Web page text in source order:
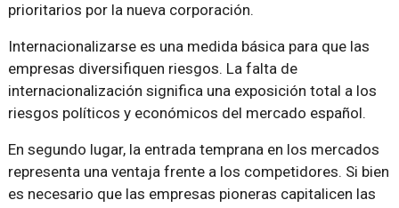
prioritarios por la nueva corporación.
Internacionalizarse es una medida básica para que las
empresas diversifiquen riesgos. La falta de
internacionalización significa una exposición total a los
riesgos políticos y económicos del mercado español.
En segundo lugar, la entrada temprana en los mercados
representa una ventaja frente a los competidores. Si bien
es necesario que las empresas pioneras capitalicen las